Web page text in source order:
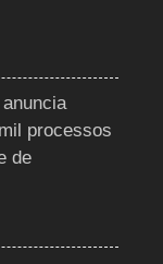
processos
de